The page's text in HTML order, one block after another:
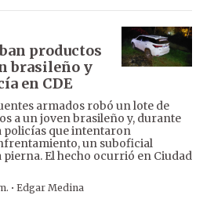
productos
brasileño y
en CDE
armados robó un lote de
a un joven brasileño y, durante
policías que intentaron
un suboficial
El hecho ocurrió en Ciudad
· Edgar Medina